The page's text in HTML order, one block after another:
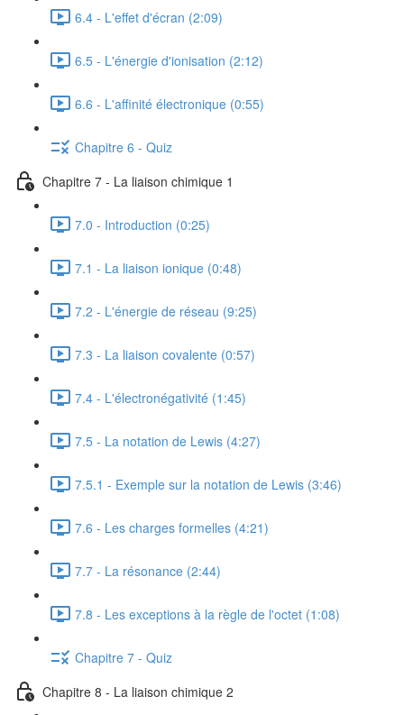
6.4 - L'effet d'écran (2:09)
6.5 - L'énergie d'ionisation (2:12)
6.6 - L'affinité électronique (0:55)
Chapitre 6 - Quiz
Chapitre 7 - La liaison chimique 1
7.0 - Introduction (0:25)
7.1 - La liaison ionique (0:48)
7.2 - L'énergie de réseau (9:25)
7.3 - La liaison covalente (0:57)
7.4 - L'électronégativité (1:45)
7.5 - La notation de Lewis (4:27)
7.5.1 - Exemple sur la notation de Lewis (3:46)
7.6 - Les charges formelles (4:21)
7.7 - La résonance (2:44)
7.8 - Les exceptions à la règle de l'octet (1:08)
Chapitre 7 - Quiz
Chapitre 8 - La liaison chimique 2